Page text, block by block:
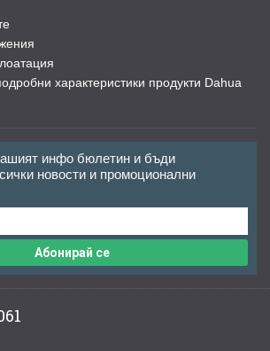
характеристики продукти Dahua
инфо бюлетин и бъди
новости и промоционални
Абонирай се